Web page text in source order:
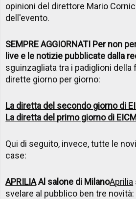
opinioni del direttore Mario
dell'evento.
SEMPRE AGGIORNATI Per non
live e le notizie pubblicate dalla
sguinzagliata tra i padiglioni della
dirette giorno per giorno:
La diretta del secondo giorno di
La diretta del primo giorno di
Qui di seguito, invece, tutte le
case:
APRILIAAl salone di MilanoAprilia
svelare al pubblico ben tre novità: